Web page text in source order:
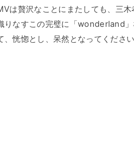
は贅沢なことにまたしても、三
りなすこの完璧に「wonderland
恍惚とし、呆然となってください